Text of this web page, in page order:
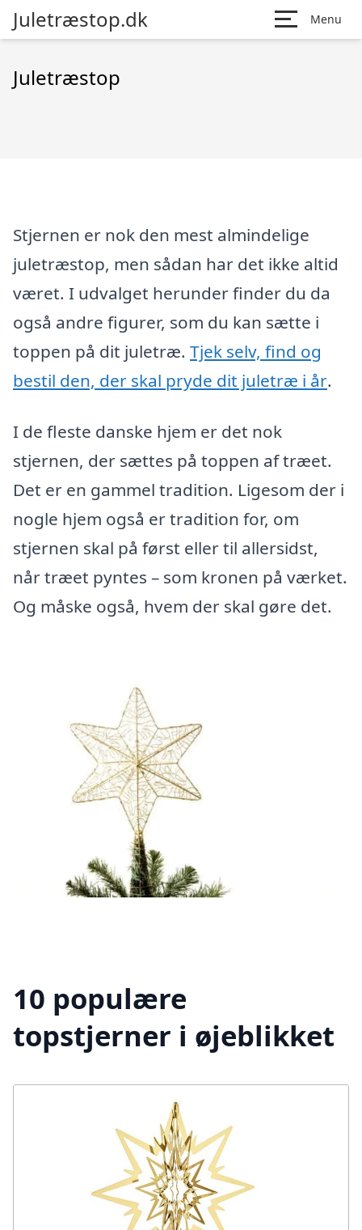
Juletræstop.dk Menu
Juletræstop
Stjernen er nok den mest almindelige
juletræstop, men sådan har det ikke altid
været. I udvalget herunder finder du da
også andre figurer, som du kan sætte i
toppen på dit juletræ. Tjek selv, find og
bestil den, der skal pryde dit juletræ i år.
I de fleste danske hjem er det nok
stjernen, der sættes på toppen af træet.
Det er en gammel tradition. Ligesom der i
nogle hjem også er tradition for, om
stjernen skal på først eller til allersidst,
når træet pyntes – som kronen på værket.
Og måske også, hvem der skal gøre det.
10 populære
topstjerner i øjeblikket